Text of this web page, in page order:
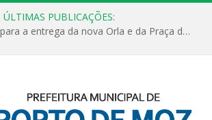
ÚLTIMAS PUBLICAÇÕES:
Últimos detalhes para a entrega da nova Orla e da Praça do Praião